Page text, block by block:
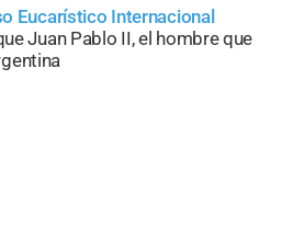
Eucarístico Internacional
Juan Pablo II, el hombre que